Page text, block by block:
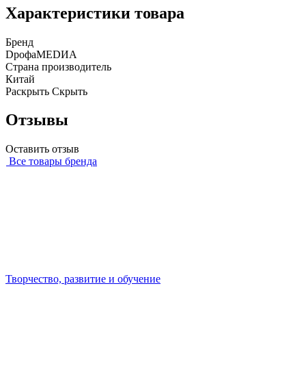
Характеристики товара
Бренд
DрофаМЕDИА
Страна производитель
Китай
Раскрыть Скрыть
Отзывы
Оставить отзыв
Все товары бренда
Творчество, развитие и обучение